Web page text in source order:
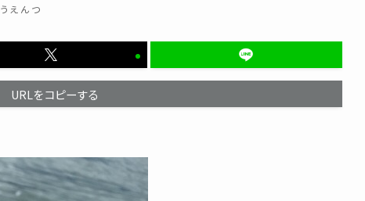
うえんつ
URLをコピーする